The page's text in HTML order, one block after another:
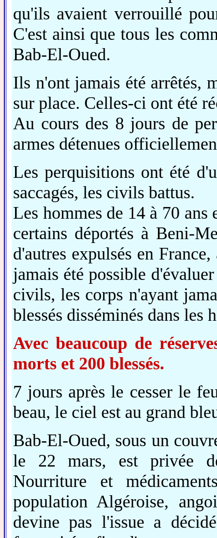
qu'ils avaient verrouillé
C'est ainsi que tous les
Bab-El-Oued.
Ils n'ont jamais été arrêtés,
sur place. Celles-ci ont été
Au cours des 8 jours de
armes détenues
Les perquisitions ont été
saccagés, les civils battus.
Les hommes de 14 à 70 ans
certains déportés à Beni-
d'autres expulsés en
jamais été possible
civils, les corps n'ayant
blessés disséminés dans les
Avec beaucoup de
morts et 200 blessés.
7 jours après le cesser le
beau, le ciel est au grand
Bab-El-Oued, sous un
le 22 mars, est privée
Nourriture et
population Algéroise,
devine pas l'issue a